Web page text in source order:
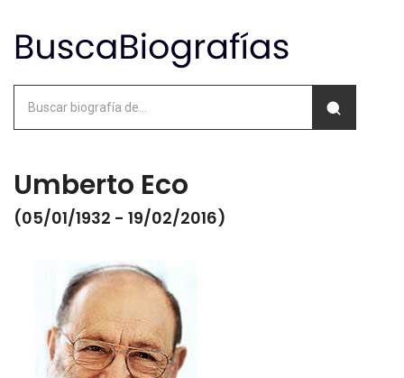
Umberto Eco
(05/01/1932 - 19/02/2016)